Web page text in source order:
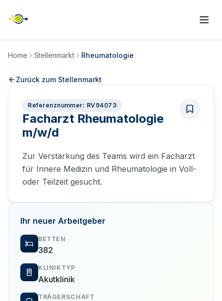
Home Stellenmarkt Rheumatologie
Zurück zum Stellenmarkt
Referenznummer: RV94073
Facharzt Rheumatologie
m/w/d
Zur Verstärkung des Teams wird ein Facharzt
für Innere Medizin und Rheumatologie in Voll-
oder Teilzeit gesucht.
Ihr neuer Arbeitgeber
BETTEN
382
KLINIKTYP
Akutklinik
TRÄGERSCHAFT